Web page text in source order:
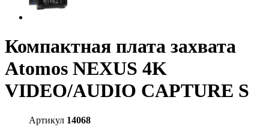
Компактная плата захвата
Atomos NEXUS 4K
VIDEO/AUDIO CAPTURE S
Артикул 14068